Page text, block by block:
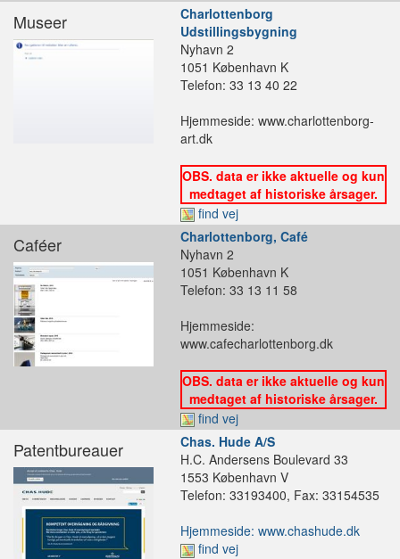
Museer
Charlottenborg
Udstillingsbygning
Nyhavn 2
1051 København K
Telefon: 33 13 40 22
Hjemmeside: www.charlottenborg-
art.dk
OBS. data er ikke aktuelle og kun
medtaget af historiske årsager.
find vej
Caféer
Charlottenborg, Café
Nyhavn 2
1051 København K
Telefon: 33 13 11 58
Hjemmeside:
www.cafecharlottenborg.dk
OBS. data er ikke aktuelle og kun
medtaget af historiske årsager.
find vej
Patentbureauer
Chas. Hude A/S
H.C. Andersens Boulevard 33
1553 København V
Telefon: 33193400, Fax: 33154535
Hjemmeside: www.chashude.dk
find vej